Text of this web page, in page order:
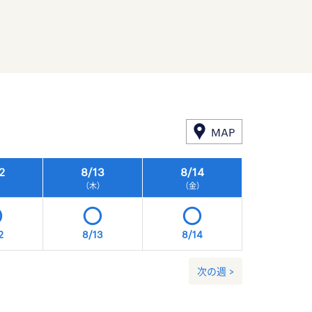
MAP
8/13
（木）
8/14
（金）
8/13 8/14
次の週 >